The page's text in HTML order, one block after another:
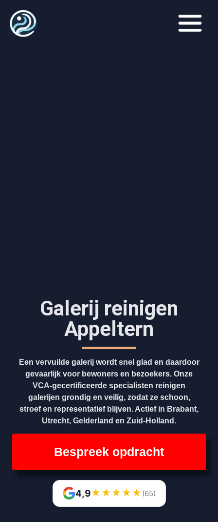
Galerij reinigen
Appeltern
Een vervuilde galerij wordt snel glad en daardoor
gevaarlijk voor bewoners en bezoekers. Onze
VCA-gecertificeerde specialisten reinigen
galerijen grondig en veilig, zodat ze schoon,
stroef en representatief blijven. Actief in Brabant,
Utrecht, Gelderland en Zuid-Holland.
Bespreek opdracht
4,9★ ★ ★ ★ ★ (65)